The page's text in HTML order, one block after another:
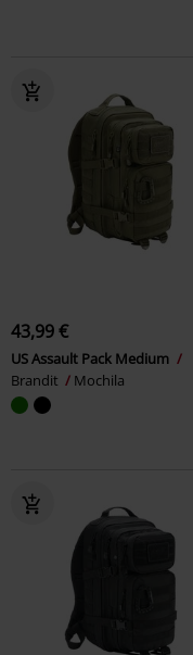
43,99 €
US Assault Pack Medium
Brandit
Mochila